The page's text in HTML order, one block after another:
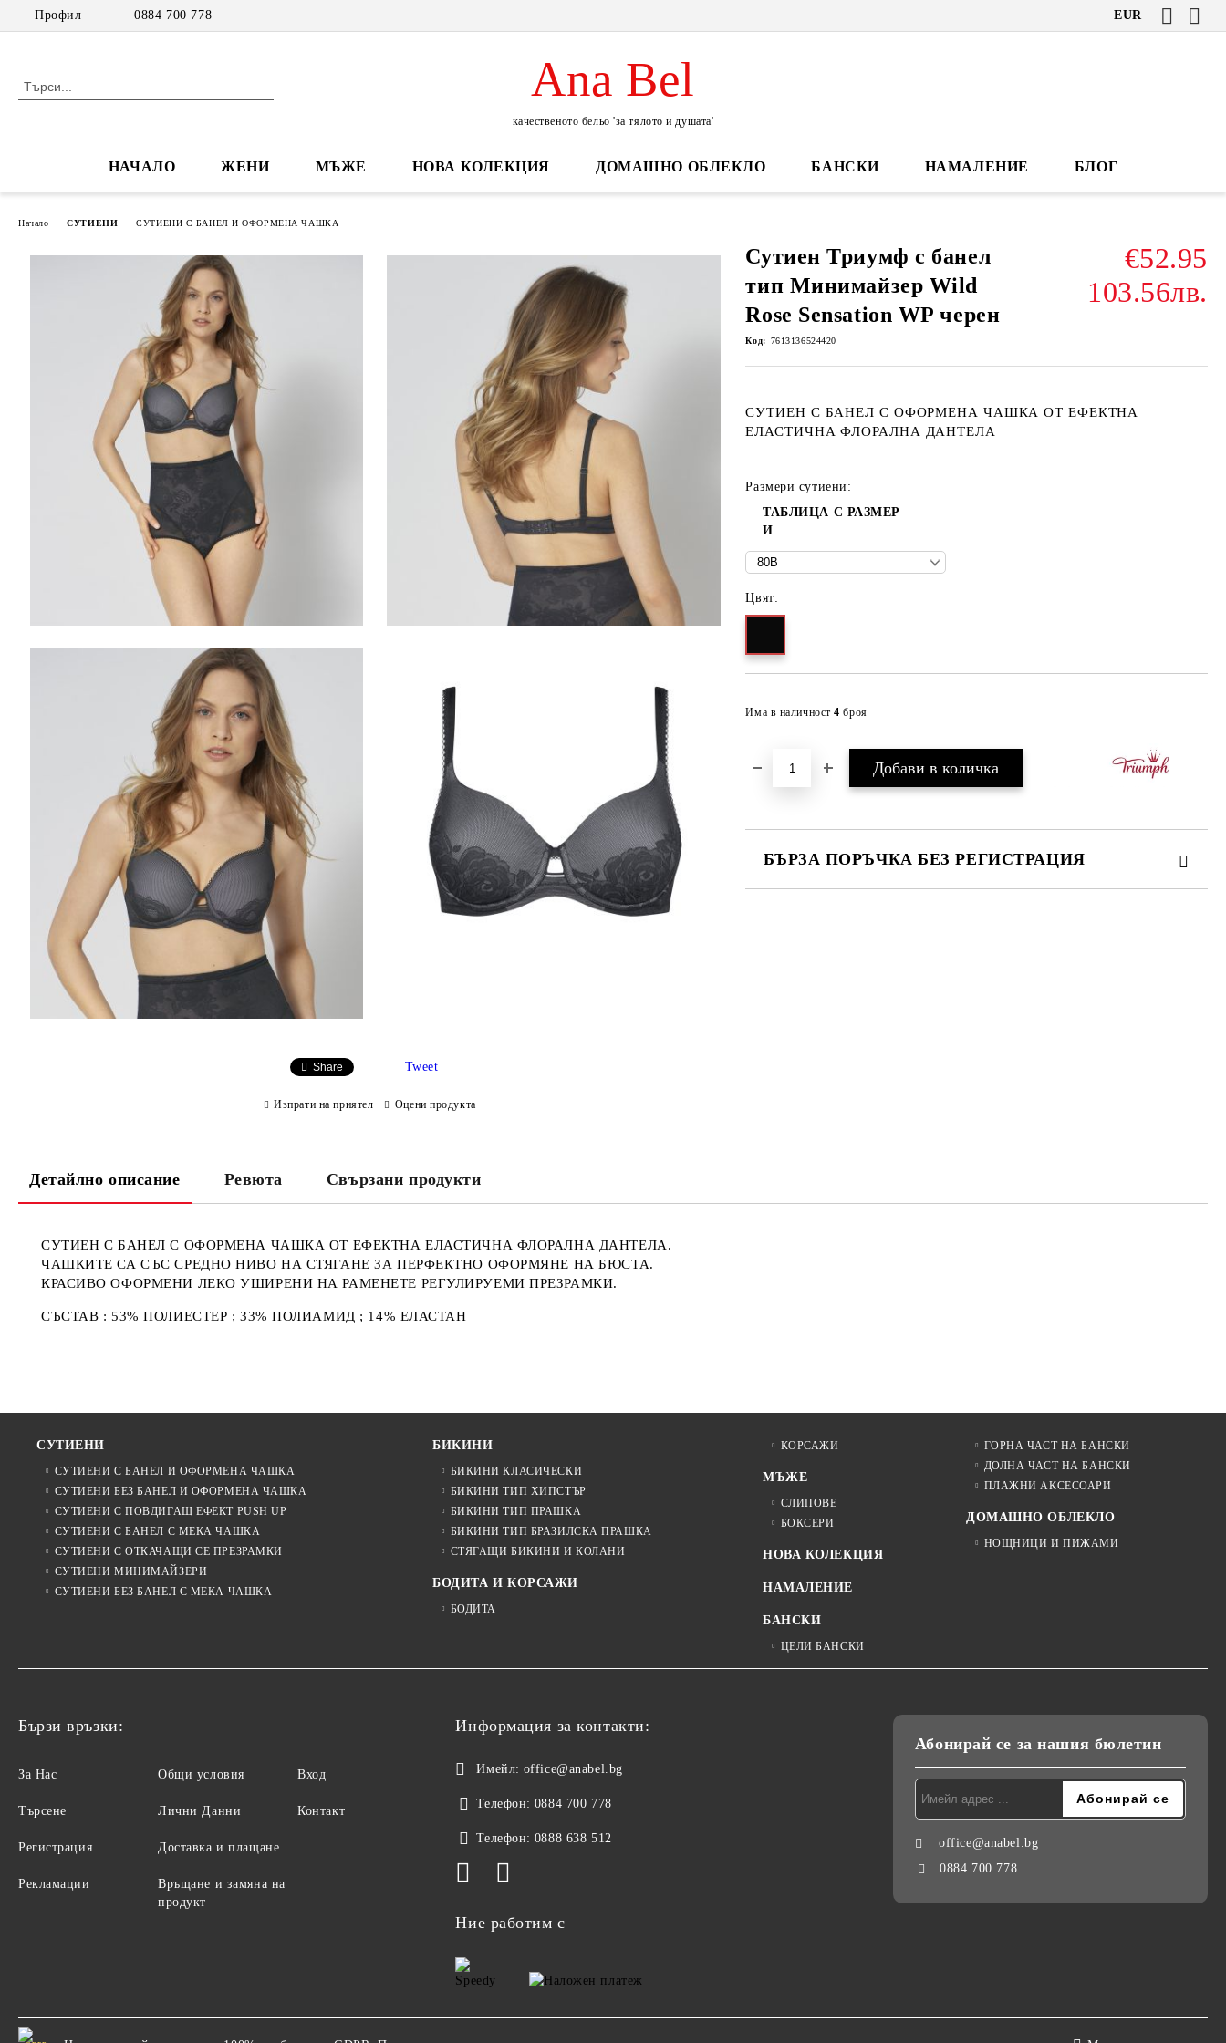
Профил 0884 700 778 EUR
Ana Bel
качественото бельо 'за тялото и душата'
НАЧАЛО ЖЕНИ МЪЖЕ НОВА КОЛЕКЦИЯ ДОМАШНО ОБЛЕКЛО БАНСКИ НАМАЛЕНИЕ БЛОГ
Начало СУТИЕНИ СУТИЕНИ С БАНЕЛ И ОФОРМЕНА ЧАШКА
Сутиен Триумф с банел
тип Минимайзер Wild
Rose Sensation WP черен
€52.95
103.56лв.
Код: 7613136524420
СУТИЕН С БАНЕЛ С ОФОРМЕНА ЧАШКА ОТ ЕФЕКТНА
ЕЛАСТИЧНА ФЛОРАЛНА ДАНТЕЛА
Размери сутиени:
ТАБЛИЦА С РАЗМЕР
И
Цвят:
Има в наличност4 броя
БЪРЗА ПОРЪЧКА БЕЗ РЕГИСТРАЦИЯ
Share Tweet
Изпрати на приятел Оцени продукта
Детайлно описание Ревюта Свързани продукти
СУТИЕН С БАНЕЛ С ОФОРМЕНА ЧАШКА ОТ ЕФЕКТНА ЕЛАСТИЧНА ФЛОРАЛНА ДАНТЕЛА.
ЧАШКИТЕ СА СЪС СРЕДНО НИВО НА СТЯГАНЕ ЗА ПЕРФЕКТНО ОФОРМЯНЕ НА БЮСТА.
КРАСИВО ОФОРМЕНИ ЛЕКО УШИРЕНИ НА РАМЕНЕТЕ РЕГУЛИРУЕМИ ПРЕЗРАМКИ.
СЪСТАВ : 53% ПОЛИЕСТЕР ; 33% ПОЛИАМИД ; 14% ЕЛАСТАН
СУТИЕНИ
СУТИЕНИ С БАНЕЛ И ОФОРМЕНА ЧАШКА
СУТИЕНИ БЕЗ БАНЕЛ И ОФОРМЕНА ЧАШКА
СУТИЕНИ С ПОВДИГАЩ ЕФЕКТ PUSH UP
СУТИЕНИ С БАНЕЛ С МЕКА ЧАШКА
СУТИЕНИ С ОТКАЧАЩИ СЕ ПРЕЗРАМКИ
СУТИЕНИ МИНИМАЙЗЕРИ
СУТИЕНИ БЕЗ БАНЕЛ С МЕКА ЧАШКА
БИКИНИ
БИКИНИ КЛАСИЧЕСКИ
БИКИНИ ТИП ХИПСТЪР
БИКИНИ ТИП ПРАШКА
БИКИНИ ТИП БРАЗИЛСКА ПРАШКА
СТЯГАЩИ БИКИНИ И КОЛАНИ
БОДИТА И КОРСАЖИ
БОДИТА
КОРСАЖИ
МЪЖЕ
СЛИПОВЕ
БОКСЕРИ
НОВА КОЛЕКЦИЯ
НАМАЛЕНИЕ
БАНСКИ
ЦЕЛИ БАНСКИ
ГОРНА ЧАСТ НА БАНСКИ
ДОЛНА ЧАСТ НА БАНСКИ
ПЛАЖНИ АКСЕСОАРИ
ДОМАШНО ОБЛЕКЛО
НОЩНИЦИ И ПИЖАМИ
Бързи връзки:
За Нас
Търсене
Регистрация
Рекламации
Общи условия
Лични Данни
Доставка и плащане
Връщане и замяна на
продукт
Вход
Контакт
Информация за контакти:
Имейл: office@anabel.bg
Телефон: 0884 700 778
Телефон: 0888 638 512
Ние работим с
Абонирай се за нашия бюлетин
office@anabel.bg
0884 700 778